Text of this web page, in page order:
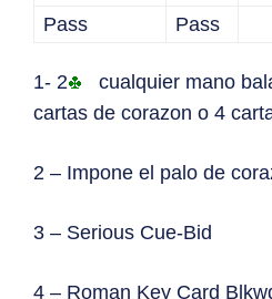
Pass
Pass
1- 2
cualquier mano
cartas de corazon o 4
2 – Impone el palo de
3 – Serious Cue-Bid
4 – Roman Key Card